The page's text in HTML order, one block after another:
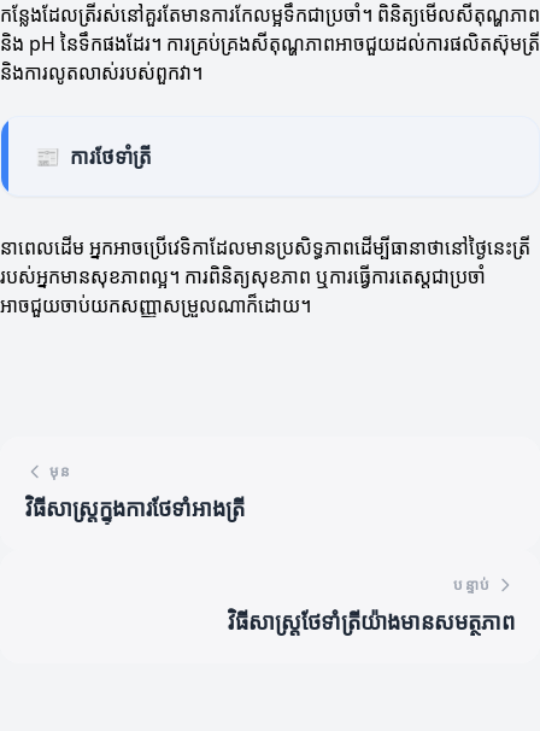
កន្លែងដែលត្រីរស់នៅគួរតែមានការកែលម្អទឹកជាប្រចាំ។ ពិនិត្យមើលសីតុណ្ហភាព
និង pH នៃទឹកផងដែរ។ ការគ្រប់គ្រងសីតុណ្ហភាពអាចជួយដល់ការផលិតស៊ុមត្រី
និងការលូតលាស់របស់ពួកវា។
📰 ការថែទាំត្រី
នាពេលដើម អ្នកអាចប្រើវេទិកាដែលមានប្រសិទ្ធភាពដើម្បីធានាថានៅថ្ងៃនេះត្រី
របស់អ្នកមានសុខភាពល្អ។ ការពិនិត្យសុខភាព ឬការធ្វើការតេស្តជាប្រចាំ
អាចជួយចាប់យកសញ្ញាសម្រួលណាក៏ដោយ។
មុន
វិធីសាស្ត្រក្នុងការថែទាំអាងត្រី
បន្ទាប់
វិធីសាស្ត្រថែទាំត្រីយ៉ាងមានសមត្ថភាព